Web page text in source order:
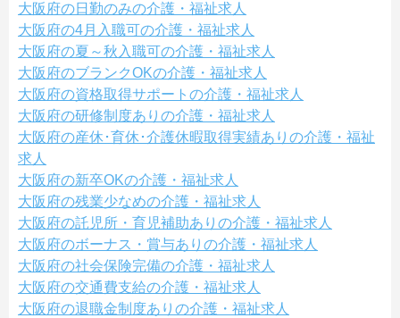
大阪府の日勤のみの介護・福祉求人
大阪府の4月入職可の介護・福祉求人
大阪府の夏～秋入職可の介護・福祉求人
大阪府のブランクOKの介護・福祉求人
大阪府の資格取得サポートの介護・福祉求人
大阪府の研修制度ありの介護・福祉求人
大阪府の産休･育休･介護休暇取得実績ありの介護・福祉
求人
大阪府の新卒OKの介護・福祉求人
大阪府の残業少なめの介護・福祉求人
大阪府の託児所・育児補助ありの介護・福祉求人
大阪府のボーナス・賞与ありの介護・福祉求人
大阪府の社会保険完備の介護・福祉求人
大阪府の交通費支給の介護・福祉求人
大阪府の退職金制度ありの介護・福祉求人